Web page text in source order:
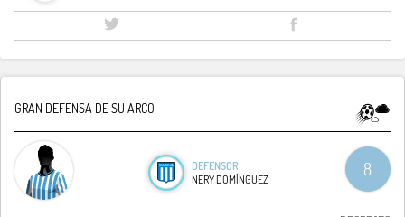
GRAN DEFENSA DE SU ARCO
DEFENSOR
NERY DOMÍNGUEZ
8